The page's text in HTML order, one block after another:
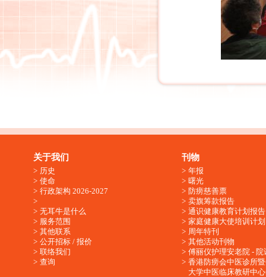
关于我们
历史
使命
行政架构 2026-2027
无耳牛是什么
服务范围
其他联系
公开招标 / 报价
联络我们
查询
刊物
年报
曙光
防痨慈善票
卖旗筹款报告
通识健康教育计划报告
家庭健康大使培训计划
周年特刊
其他活动刊物
傅丽仪护理安老院 - 院
香港防痨会中医诊所
大学中医临床教研中